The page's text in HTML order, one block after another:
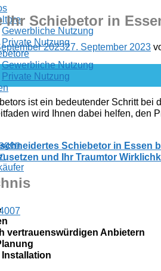
Gewerbliche Nutzung
Private Nutzung
Gewerbliche Nutzung
Private Nutzung
Ihr Schiebetor in
202327. September 2023
ist ein bedeutender Schritt
wird Ihnen dabei helfen, den
Schiebetor in Essen
und Ihr Traumtor
vertrauenswürdigen Anbietern